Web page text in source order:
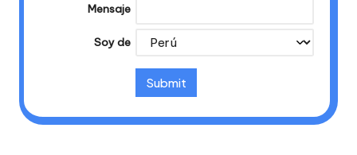
Mensaje
Soy de